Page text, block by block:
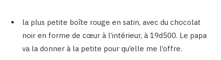
la plus petite boîte rouge en satin, avec du chocolat
noir en forme de cœur à l’intérieur, à 19d500. Le papa
va la donner à la petite pour qu’elle me l’offre.